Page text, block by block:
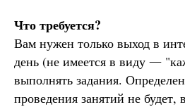
Что требуется?
Вам нужен только выход в
день (не имеется в виду —
выполнять задания.
проведения занятий не будет,